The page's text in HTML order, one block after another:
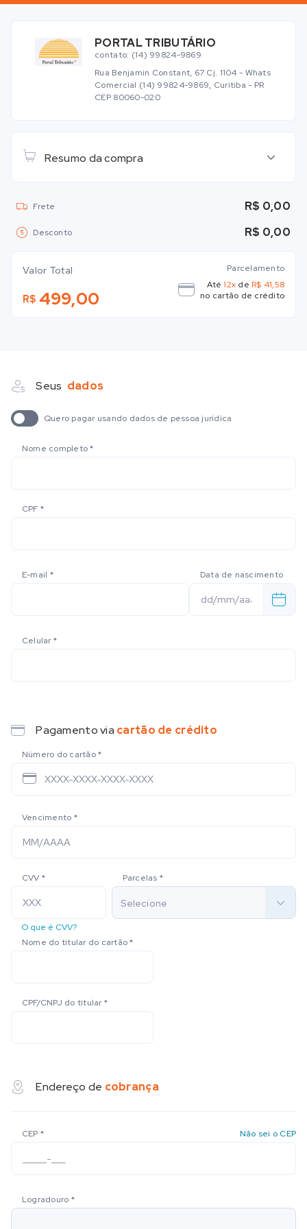
PORTAL TRIBUTÁRIO
contato: (14) 99824-9869
Rua Benjamin Constant, 67 Cj. 1104 - Whats
Comercial (14) 99824-9869, Curitiba - PR
CEP 80060-020
Resumo da compra
Frete R$ 0,00
Desconto R$ 0,00
Valor Total
R$ 499,00
Parcelamento
Até12x de R$ 41,58
no cartão de crédito
Seus dados
Quero pagar usando dados de pessoa jurídica
Nome completo*
CPF *
E-mail * Data de nascimento
Celular*
Pagamento via cartão de crédito
Número do cartão*
Vencimento *
CVV *
O que é CVV?
Parcelas obrigatório
*
Selecione
Nome do titular do cartão*
CPF/CNPJ do titular*
Endereço de cobrança
CEP * Não sei o CEP
Logradouro *